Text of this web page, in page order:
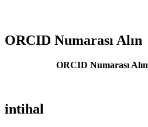
ORCID Numarası Alın
ORCID Numarası Alın
intihal